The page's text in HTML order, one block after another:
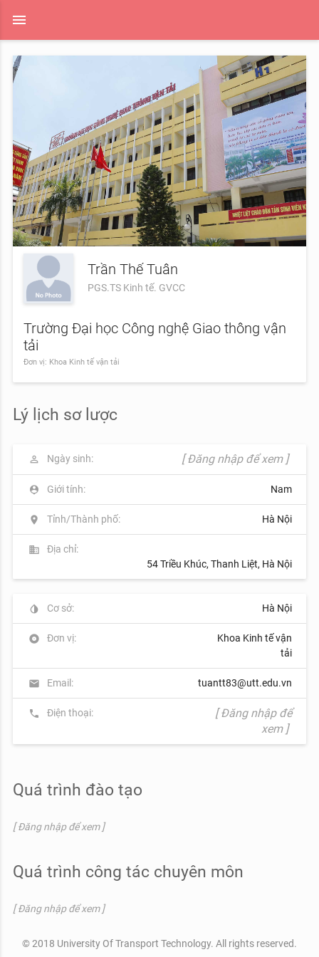
menu
Trần Thế Tuân
PGS.TS Kinh tế. GVCC
Trường Đại học Công nghệ Giao thông vận
tải
Đơn vị: Khoa Kinh tế vận tải
Lý lịch sơ lược
perm_identity Ngày sinh: [ Đăng nhập để xem ]
person_pin Giới tính: Nam
location_on Tỉnh/Thành phố: Hà Nội
business
Địa chỉ:
54 Triều Khúc, Thanh Liệt, Hà Nội
invert_colors Cơ sở: Hà Nội
album Đơn vị:
Khoa Kinh tế vận
tải
mail Email: tuantt83@utt.edu.vn
phone Điện thoại:
[ Đăng nhập để
xem ]
Quá trình đào tạo
[ Đăng nhập để xem ]
Quá trình công tác chuyên môn
[ Đăng nhập để xem ]
© 2018 University Of Transport Technology. All rights reserved.